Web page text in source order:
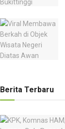
Berita Terbaru